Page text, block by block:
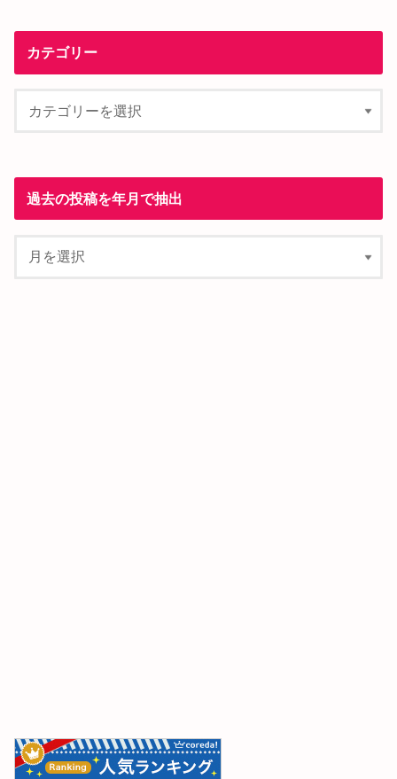
カテゴリー
過去の投稿を年月で抽出